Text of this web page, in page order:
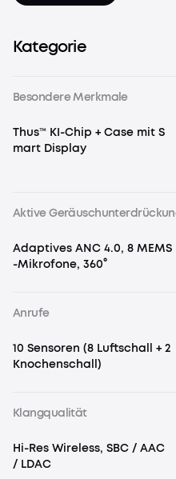
Kategorie
Besondere Merkmale
Thus™ KI-Chip + Case mit S
mart Display
Aktive
Adaptives ANC 4.0, 8 MEMS
-Mikrofone, 360°
Anrufe
10 Sensoren (8 Luftschall + 2
Knochenschall)
Klangqualität
Hi-Res Wireless, SBC / AAC
/ LDAC